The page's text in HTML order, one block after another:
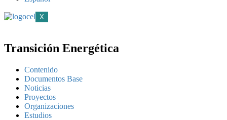
X
Transición Energética
Contenido
Documentos Base
Noticias
Proyectos
Organizaciones
Estudios